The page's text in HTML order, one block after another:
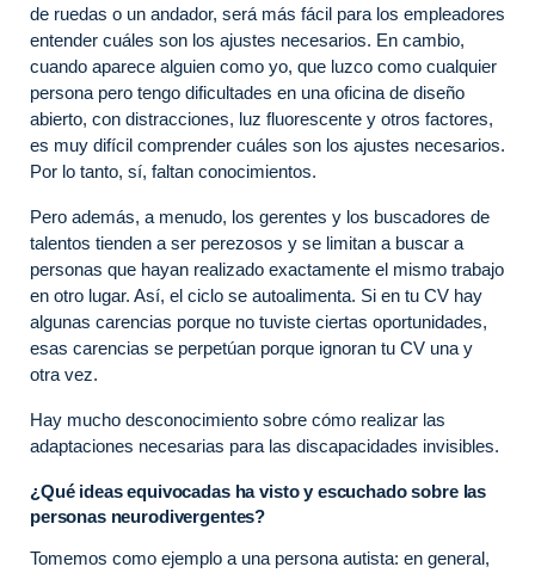
de ruedas o un andador, será más fácil para los empleadores
entender cuáles son los ajustes necesarios. En cambio,
cuando aparece alguien como yo, que luzco como cualquier
persona pero tengo dificultades en una oficina de diseño
abierto, con distracciones, luz fluorescente y otros factores,
es muy difícil comprender cuáles son los ajustes necesarios.
Por lo tanto, sí, faltan conocimientos.
Pero además, a menudo, los gerentes y los buscadores de
talentos tienden a ser perezosos y se limitan a buscar a
personas que hayan realizado exactamente el mismo trabajo
en otro lugar. Así, el ciclo se autoalimenta. Si en tu CV hay
algunas carencias porque no tuviste ciertas oportunidades,
esas carencias se perpetúan porque ignoran tu CV una y
otra vez.
Hay mucho desconocimiento sobre cómo realizar las
adaptaciones necesarias para las discapacidades invisibles.
¿Qué ideas equivocadas ha visto y escuchado sobre las
personas neurodivergentes?
Tomemos como ejemplo a una persona autista: en general,